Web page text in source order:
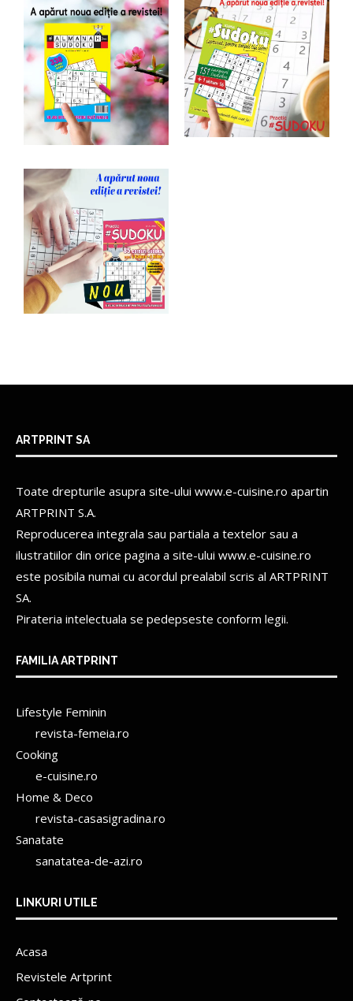
ARTPRINT SA
Toate drepturile asupra site-ului www.e-cuisine.ro apartin
ARTPRINT S.A.
Reproducerea integrala sau partiala a textelor sau a
ilustratiilor din orice pagina a site-ului www.e-cuisine.ro
este posibila numai cu acordul prealabil scris al ARTPRINT
SA.
Pirateria intelectuala se pedepseste conform legii.
FAMILIA ARTPRINT
Lifestyle Feminin
revista-femeia.ro
Cooking
e-cuisine.ro
Home & Deco
revista-casasigradina.ro
Sanatate
sanatatea-de-azi.ro
LINKURI UTILE
Acasa
Revistele Artprint